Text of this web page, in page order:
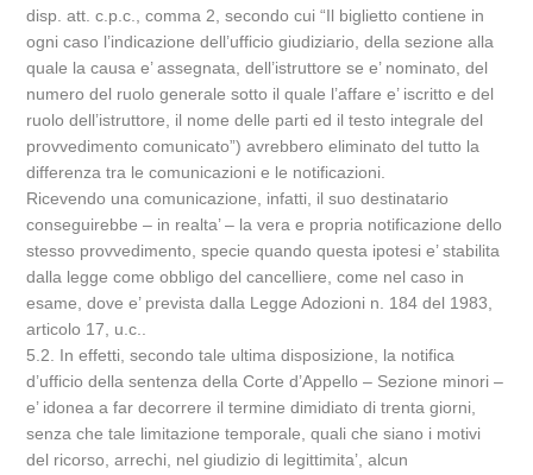
disp. att. c.p.c., comma 2, secondo cui “Il biglietto contiene in
ogni caso l’indicazione dell’ufficio giudiziario, della sezione alla
quale la causa e’ assegnata, dell’istruttore se e’ nominato, del
numero del ruolo generale sotto il quale l’affare e’ iscritto e del
ruolo dell’istruttore, il nome delle parti ed il testo integrale del
provvedimento comunicato”) avrebbero eliminato del tutto la
differenza tra le comunicazioni e le notificazioni.
Ricevendo una comunicazione, infatti, il suo destinatario
conseguirebbe – in realta’ – la vera e propria notificazione dello
stesso provvedimento, specie quando questa ipotesi e’ stabilita
dalla legge come obbligo del cancelliere, come nel caso in
esame, dove e’ prevista dalla Legge Adozioni n. 184 del 1983,
articolo 17, u.c..
5.2. In effetti, secondo tale ultima disposizione, la notifica
d’ufficio della sentenza della Corte d’Appello – Sezione minori –
e’ idonea a far decorrere il termine dimidiato di trenta giorni,
senza che tale limitazione temporale, quali che siano i motivi
del ricorso, arrechi, nel giudizio di legittimita’, alcun